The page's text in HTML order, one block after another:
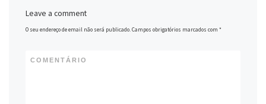
Leave a comment
O seu endereço de email não será publicado.Campos obrigatórios marcados com*
COMENTÁRIO